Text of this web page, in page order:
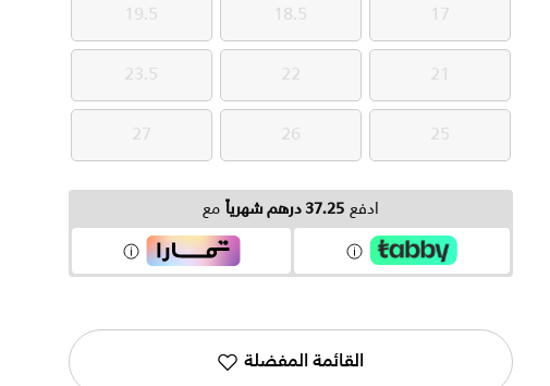
17
17
18.5
18.5
19.5
19.5
21
21
22
22
23.5
23.5
25
25
26
26
27
27
ادفع 37.25 درهم شهرياً مع
القائمة المفضلة